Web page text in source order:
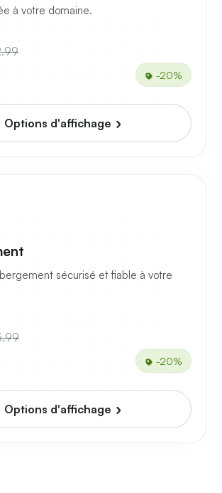
à votre domaine.
-20%
Options d'affichage
sécurisé et fiable à votre
-20%
Options d'affichage